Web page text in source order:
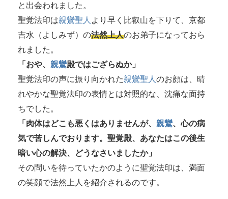
と出会われました。
聖覚法印は親鸞聖人 より早く比叡山を下りて、京都
吉水（よしみず）の法然上人のお弟子になっておら
れました。
「おや、 親鸞殿ではござらぬか」
聖覚法印の声に振り向かれた親鸞聖人 のお顔は、晴
れやかな聖覚法印の表情とは対照的な、沈痛な面持
ちでした。
「肉体はどこも悪くはありませんが、 親鸞、心の病
気で苦しんでおります。聖覚殿、あなたはこの後生
暗い心の解決、どうなさいましたか」
その問いを待っていたかのように聖覚法印は、満面
の笑顔で法然上人を紹介されるのです。